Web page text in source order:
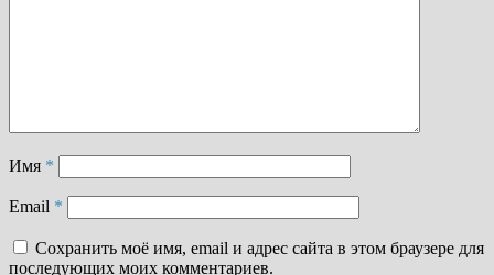
Имя *
Email *
Сохранить моё имя, email и адрес сайта в этом браузере для
последующих моих комментариев.